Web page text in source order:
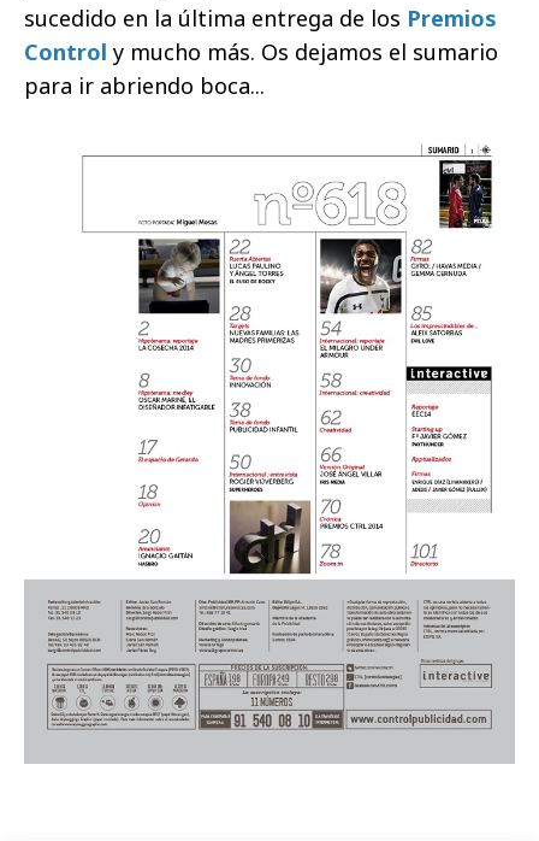
sucedido en la última entrega de los Premios
Control y mucho más. Os dejamos el sumario
para ir abriendo boca...